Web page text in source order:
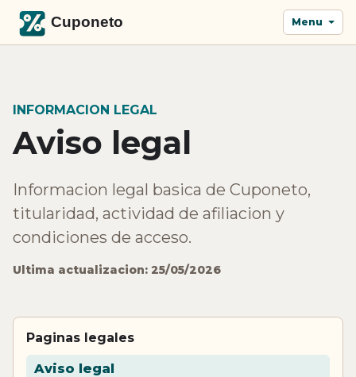
Menu
INFORMACION LEGAL
Aviso legal
Informacion legal basica de Cuponeto,
titularidad, actividad de afiliacion y
condiciones de acceso.
Ultima actualizacion: 25/05/2026
Paginas legales
Aviso legal